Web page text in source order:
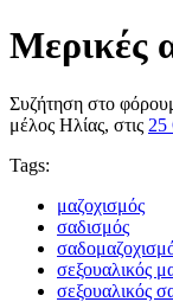
Μερικές
Συζήτηση στο
μέλος Ηλίας, στις 25
Tags:
μαζοχισμός
σαδισμός
σεξουαλικός
σεξουαλικός